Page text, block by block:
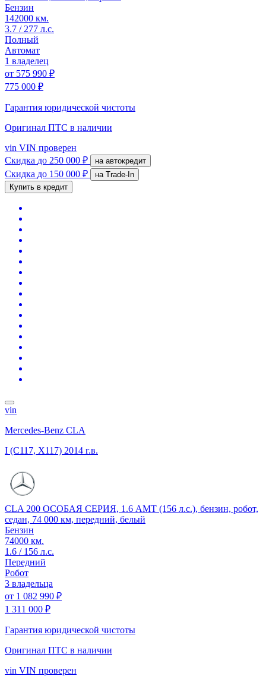
Бензин
142000 км.
3.7 / 277 л.с.
Полный
Автомат
1 владелец
от 575 990 ₽
775 000 ₽
Гарантия юридической чистоты
Оригинал ПТС в наличии
vin VIN проверен
Скидка до 250 000 ₽ на автокредит
Скидка до 150 000 ₽
на Trade-In
Купить в кредит
vin
Mercedes-Benz CLA
I (C117, X117) 2014 г.в.
CLA 200 ОСОБАЯ СЕРИЯ, 1.6 AMT (156 л.с.), бензин, робот,
седан, 74 000 км, передний, белый
Бензин
74000 км.
1.6 / 156 л.с.
Передний
Робот
3 владельца
от 1 082 990 ₽
1 311 000 ₽
Гарантия юридической чистоты
Оригинал ПТС в наличии
vin VIN проверен